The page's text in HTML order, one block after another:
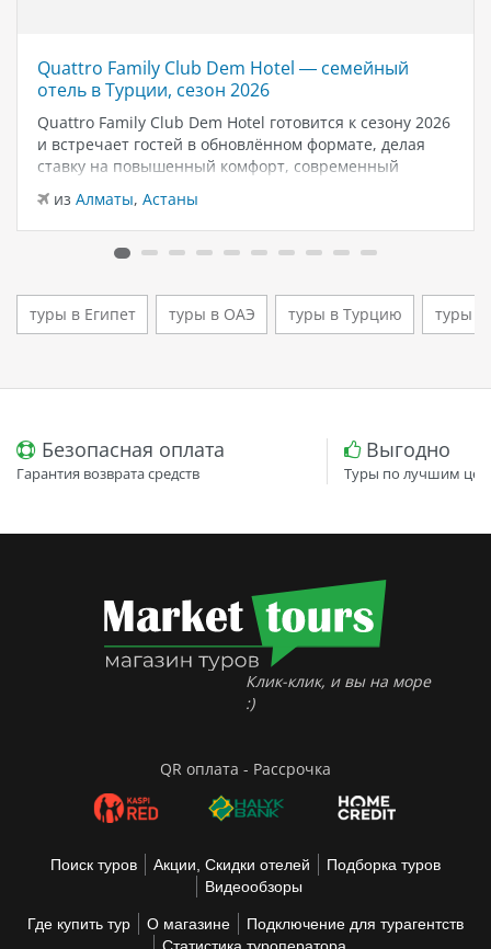
Quattro Family Club Dem Hotel — семейный
отель в Турции, сезон 2026
Quattro Family Club Dem Hotel готовится к сезону 2026
и встречает гостей в обновлённом формате, делая
ставку на повышенный комфорт, современный
дизайн и атмосферу спокойного семейного отдыха у
моря. Отель остаётся популярным выбором для тех,
кто ищет семейный отель в…
из Алматы, Астаны
туры в Египет туры в ОАЭ туры в Турцию туры
Безопасная оплата
Гарантия возврата средств
Выгодно
Туры по лучшим
Клик-клик, и вы на море
:)
QR оплата - Рассрочка
Поиск туров Акции, Скидки отелей
Подборка туров
Видеообзоры
Где купить тур О магазине
Подключение для турагентств